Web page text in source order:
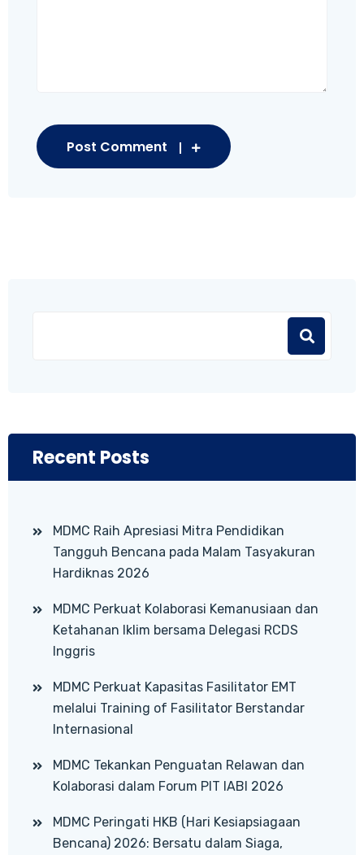
Post Comment
Recent Posts
MDMC Raih Apresiasi Mitra Pendidikan
Tangguh Bencana pada Malam Tasyakuran
Hardiknas 2026
MDMC Perkuat Kolaborasi Kemanusiaan dan
Ketahanan Iklim bersama Delegasi RCDS
Inggris
MDMC Perkuat Kapasitas Fasilitator EMT
melalui Training of Fasilitator Berstandar
Internasional
MDMC Tekankan Penguatan Relawan dan
Kolaborasi dalam Forum PIT IABI 2026
MDMC Peringati HKB (Hari Kesiapsiagaan
Bencana) 2026: Bersatu dalam Siaga,